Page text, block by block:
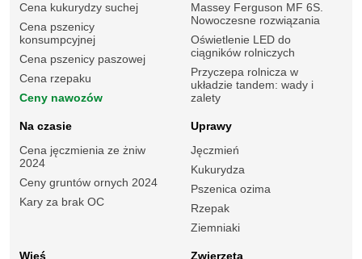
Cena kukurydzy suchej
Cena pszenicy
konsumpcyjnej
Cena pszenicy paszowej
Cena rzepaku
Ceny nawozów
Massey Ferguson MF 6S.
Nowoczesne rozwiązania
Oświetlenie LED do
ciągników rolniczych
Przyczepa rolnicza w
układzie tandem: wady i
zalety
Na czasie
Cena jęczmienia ze żniw
2024
Ceny gruntów ornych 2024
Kary za brak OC
Uprawy
Jęczmień
Kukurydza
Pszenica ozima
Rzepak
Ziemniaki
Wieś Zwierzęta